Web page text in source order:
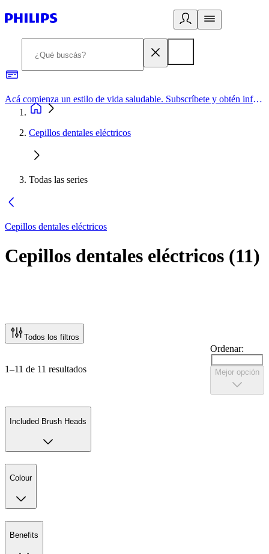
Acá comienza un estilo de vida saludable. Subscríbete y obtén información de primera mano
Cepillos dentales eléctricos
Todas las series
Cepillos dentales eléctricos
Cepillos dentales eléctricos (11)
Todos los filtros
1–11 de 11 resultados
Ordenar:
Mejor opción
Included Brush Heads
Colour
Benefits